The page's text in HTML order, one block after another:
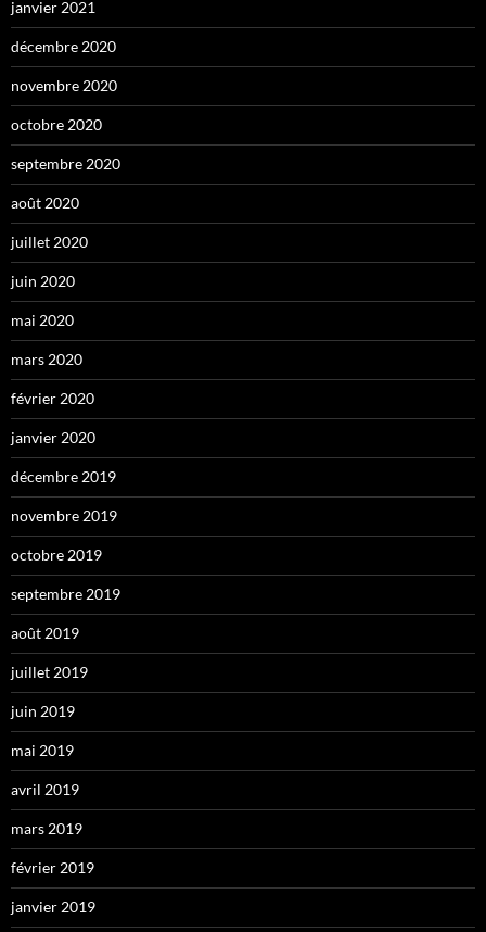
janvier 2021
décembre 2020
novembre 2020
octobre 2020
septembre 2020
août 2020
juillet 2020
juin 2020
mai 2020
mars 2020
février 2020
janvier 2020
décembre 2019
novembre 2019
octobre 2019
septembre 2019
août 2019
juillet 2019
juin 2019
mai 2019
avril 2019
mars 2019
février 2019
janvier 2019